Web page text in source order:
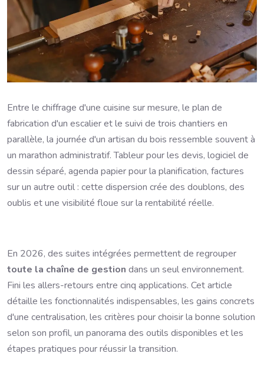
Entre le chiffrage d'une cuisine sur mesure, le plan de
fabrication d'un escalier et le suivi de trois chantiers en
parallèle, la journée d'un artisan du bois ressemble souvent à
un marathon administratif. Tableur pour les devis, logiciel de
dessin séparé, agenda papier pour la planification, factures
sur un autre outil : cette dispersion crée des doublons, des
oublis et une visibilité floue sur la rentabilité réelle.
En 2026, des suites intégrées permettent de regrouper
toute la chaîne de gestion dans un seul environnement.
Fini les allers-retours entre cinq applications. Cet article
détaille les fonctionnalités indispensables, les gains concrets
d'une centralisation, les critères pour choisir la bonne solution
selon son profil, un panorama des outils disponibles et les
étapes pratiques pour réussir la transition.